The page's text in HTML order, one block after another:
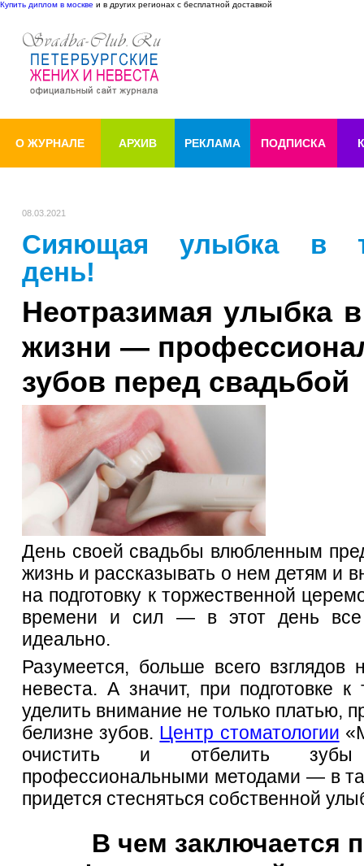
Купить диплом в москве и в других регионах с бесплатной доставкой
О ЖУРНАЛЕ АРХИВ РЕКЛАМА ПОДПИСКА
08.03.2021
Сияющая улыбка в
день!
Неотразимая улыбка
жизни —
зубов перед свадьбой
День своей свадьбы влюбленным
жизнь и рассказывать о нем детям и
на подготовку к торжественной
времени и сил — в этот день все
идеально.
Разумеется, больше всего взглядов
невеста. А значит, при подготовке к
уделить внимание не только платью,
белизне зубов. Центр стоматологии
очистить и отбелить
профессиональными методами — в
придется стесняться собственной
В чем заключается